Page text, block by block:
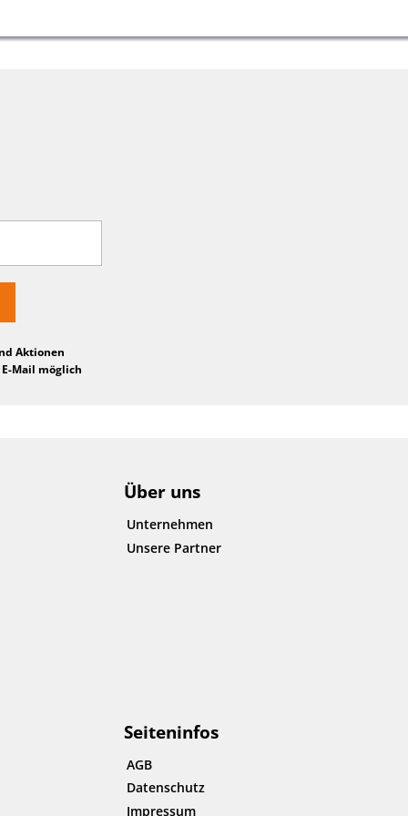
Aktionen
Mail möglich
Über uns
Unternehmen
Unsere Partner
Seiteninfos
AGB
Datenschutz
Impressum